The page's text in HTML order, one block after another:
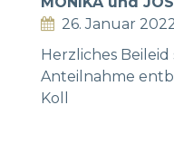
26. Januar
Herzliches
Anteilnahme
Koll